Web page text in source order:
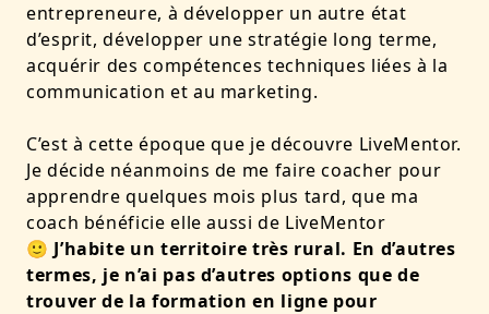
entrepreneure, à développer un autre état
d’esprit, développer une stratégie long terme,
acquérir des compétences techniques liées à la
communication et au marketing.
C’est à cette époque que je découvre LiveMentor.
Je décide néanmoins de me faire coacher pour
apprendre quelques mois plus tard, que ma
coach bénéficie elle aussi de LiveMentor
🙂 J’habite un territoire très rural. En d’autres
termes, je n’ai pas d’autres options que de
trouver de la formation en ligne pour